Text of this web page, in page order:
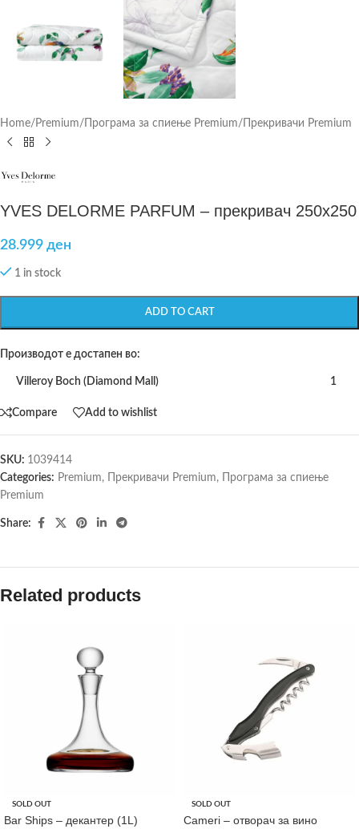
Home/ Premium/ Програма за спиење Premium/ Прекривачи Premium
YVES DELORME PARFUM – прекривач 250х250
28.999 ден
1 in stock
ADD TO CART
Производот е достапен во:
Villeroy Boch (Diamond Mall) 1
Compare Add to wishlist
SKU: 1039414
Categories: Premium, Прекривачи Premium,
Програма за спиење
Premium
Share:
Related products
SOLD OUT
Bar Ships – декантер (1L)
SOLD OUT
Cameri – отворач за вино